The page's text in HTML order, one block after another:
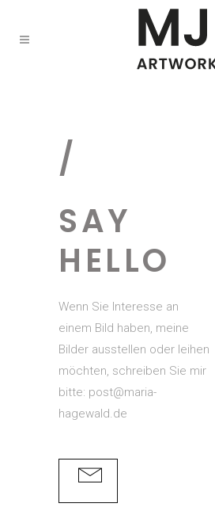
/
SAY
HELLO
Wenn Sie Interesse an
einem Bild haben, meine
Bilder ausstellen oder leihen
möchten, schreiben Sie mir
bitte: post@maria-
hagewald.de